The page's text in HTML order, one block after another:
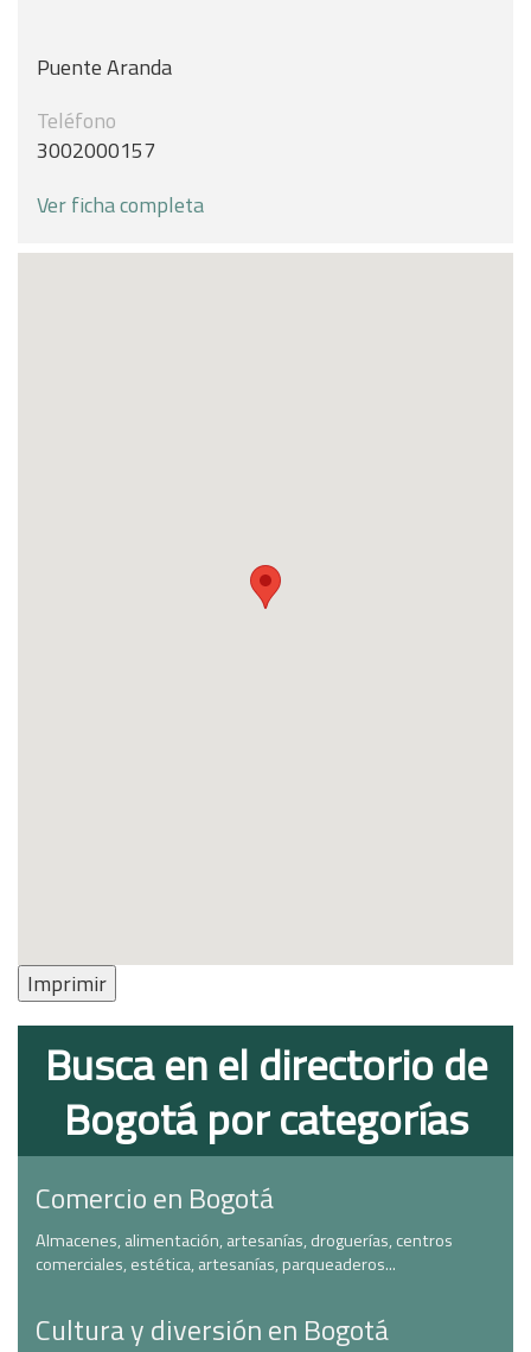
Puente Aranda
Teléfono
3002000157
Ver ficha completa
Imprimir
Busca en el directorio de
Bogotá por categorías
Comercio en Bogotá
Almacenes, alimentación, artesanías, droguerías, centros
comerciales, estética, artesanías, parqueaderos...
Cultura y diversión en Bogotá